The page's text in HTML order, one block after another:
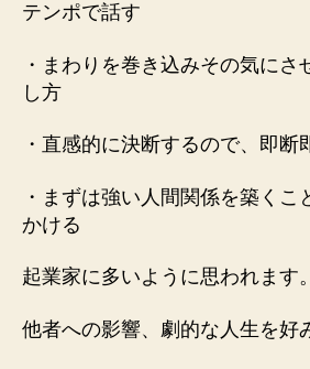
テンポで話す
・まわりを巻き込みその気にさ
し方
・直感的に決断するので、即断
・まずは強い人間関係を築くこ
かける
起業家に多いように思われます。
他者への影響、劇的な人生を好